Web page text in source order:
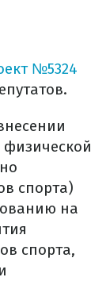
№5324
спорта)
на
спорта,